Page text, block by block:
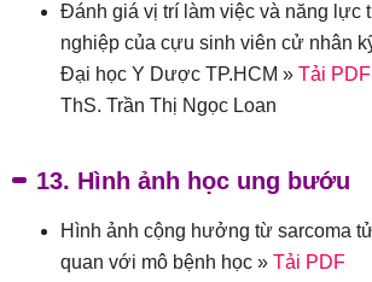
Đánh giá vị trí làm việc và năng lực
nghiệp của cựu sinh viên cử nhân
Đại học Y Dược TP.HCM » Tải PDF
ThS. Trần Thị Ngọc Loan
13. Hình ảnh học ung bướu
Hình ảnh cộng hưởng từ sarcoma
quan với mô bệnh học » Tải PDF